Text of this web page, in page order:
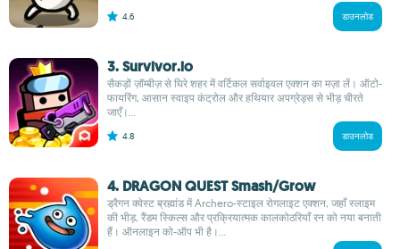
4.6 डाउनलोड
3. Survivor.io
सैकड़ों ज़ॉम्बीज़ से घिरे शहर में वर्टिकल सर्वाइवल एक्शन का मज़ा लें। ऑटो-
फायरिंग, आसान स्वाइप कंट्रोल और हथियार अपग्रेड्स से भीड़ चीरते
जाएँ।...
4.8 डाउनलोड
4. DRAGON QUEST Smash/Grow
ड्रैगन क्वेस्ट ब्रह्मांड में Archero-स्टाइल रोगलाइट एक्शन, जहाँ स्लाइम
की भीड़, रैंडम स्किल्स और प्रक्रियात्मक कालकोठरियाँ रन को नया बनाती
हैं। ऑनलाइन को-ऑप भी है।...